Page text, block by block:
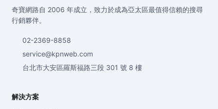
奇寶網路自 2006 年成立，致力於成為亞太區最值得信賴的搜尋
行銷夥伴。
02-2369-8858
service@kpnweb.com
台北市大安區羅斯福路三段 301 號 8 樓
解決方案